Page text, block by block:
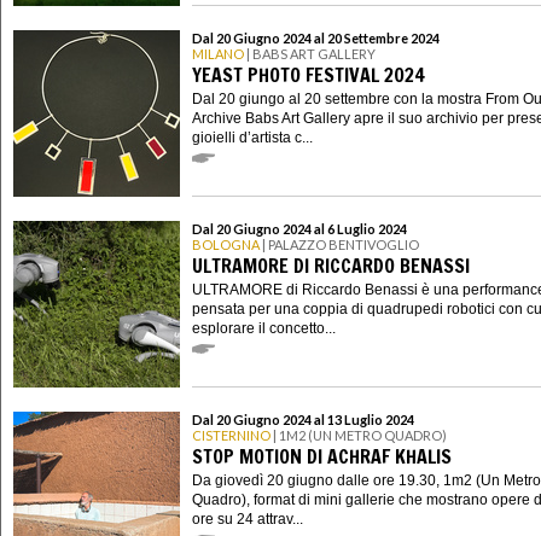
Dal 20 Giugno 2024 al 20 Settembre 2024
MILANO | BABS ART GALLERY
YEAST PHOTO FESTIVAL 2024
Dal 20 giungo al 20 settembre con la mostra From
Archive Babs Art Gallery apre il suo archivio per
gioielli d’artista c...
Dal 20 Giugno 2024 al 6 Luglio 2024
BOLOGNA | PALAZZO BENTIVOGLIO
ULTRAMORE DI RICCARDO BENASSI
ULTRAMORE di Riccardo Benassi è una
pensata per una coppia di quadrupedi robotici con
esplorare il concetto...
Dal 20 Giugno 2024 al 13 Luglio 2024
CISTERNINO | 1M2 (UN METRO QUADRO)
STOP MOTION DI ACHRAF KHALIS
Da giovedì 20 giugno dalle ore 19.30, 1m2 (Un Metro
Quadro), format di mini gallerie che mostrano opere
ore su 24 attrav...